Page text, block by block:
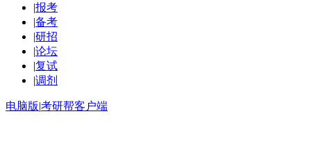
|报考
|备考
|研招
|论坛
|复试
|调剂
电脑版|考研帮客户端